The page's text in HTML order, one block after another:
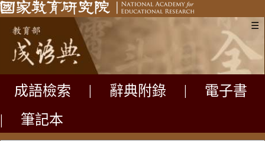
☰
成語檢索 辭典附錄
電子書
|
筆記本